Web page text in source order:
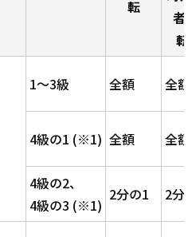
転
者
1～3級 全額 全額
4級の1 (※1) 全額 全額
4級の2、
4級の3 (※1)
2分の1 2分